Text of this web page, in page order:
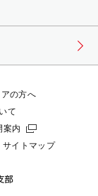
アの方へ
て
案内
サイトマップ